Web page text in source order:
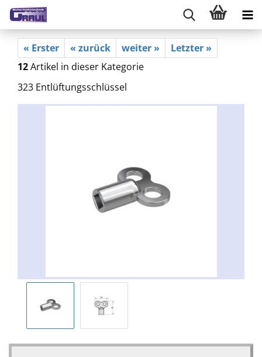
« Erster « zurück weiter »
Letzter »
12Artikel in dieser Kategorie
323 Entlüftungsschlüssel